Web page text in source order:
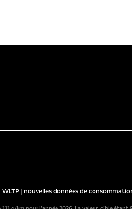
WLTP | nouvelles données de